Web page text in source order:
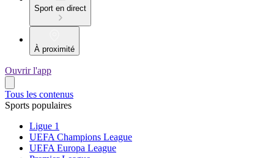
Sport en direct
À proximité
Ouvrir l'app
Tous les contenus
Sports populaires
Ligue 1
UEFA Champions League
UEFA Europa League